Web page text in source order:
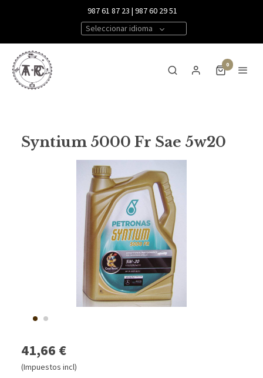
987 61 87 23 | 987 60 29 51
Seleccionar idioma
0
Syntium 5000 Fr Sae 5w20
41,66 €
(Impuestos incl)